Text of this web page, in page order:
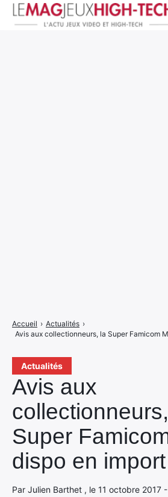
Actualités
Avis aux
Super
dispo en
Par Julien Barthet , le 11 octobre 2017
Accueil › Actualités ›
Avis aux collectionneurs, la Super Famicom